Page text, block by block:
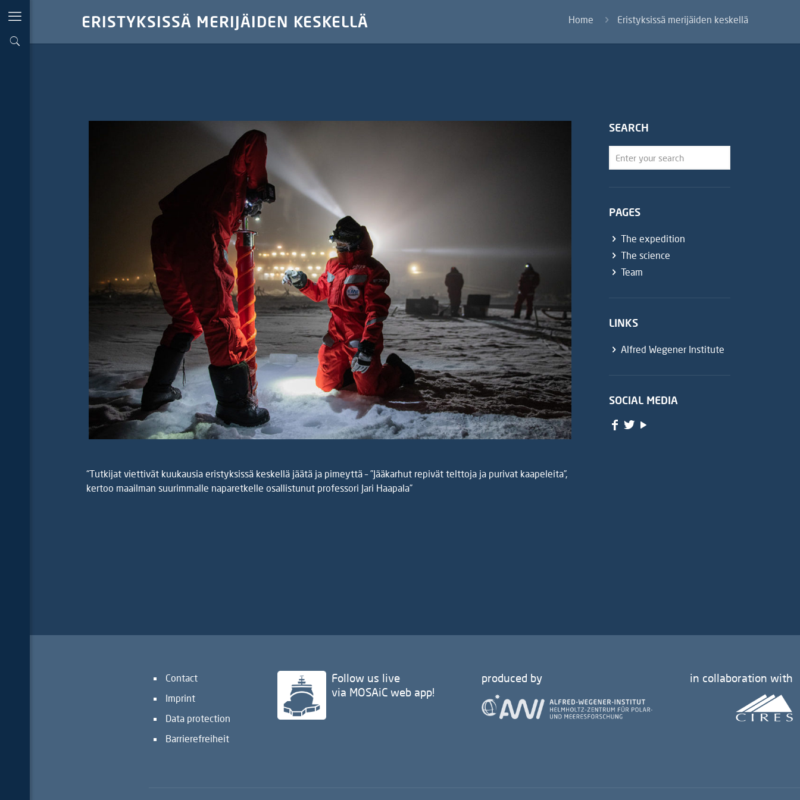
ERISTYKSISSÄ MERIJÄIDEN KESKELLÄ Home Eristyksissä merijäiden keskellä
“Tutkijat viettivät kuukausia eristyksissä keskellä jäätä ja pimeyttä – ”Jääkarhut repivät telttoja ja purivat kaapeleita”,
kertoo maailman suurimmalle naparetkelle osallistunut professori Jari Haapala”
SEARCH
PAGES
The expedition
The science
Team
LINKS
Alfred Wegener Institute
SOCIAL MEDIA
Contact
Imprint
Data protection
Barrierefreiheit
Follow us live
via MOSAiC web app!
produced by in collaboration with